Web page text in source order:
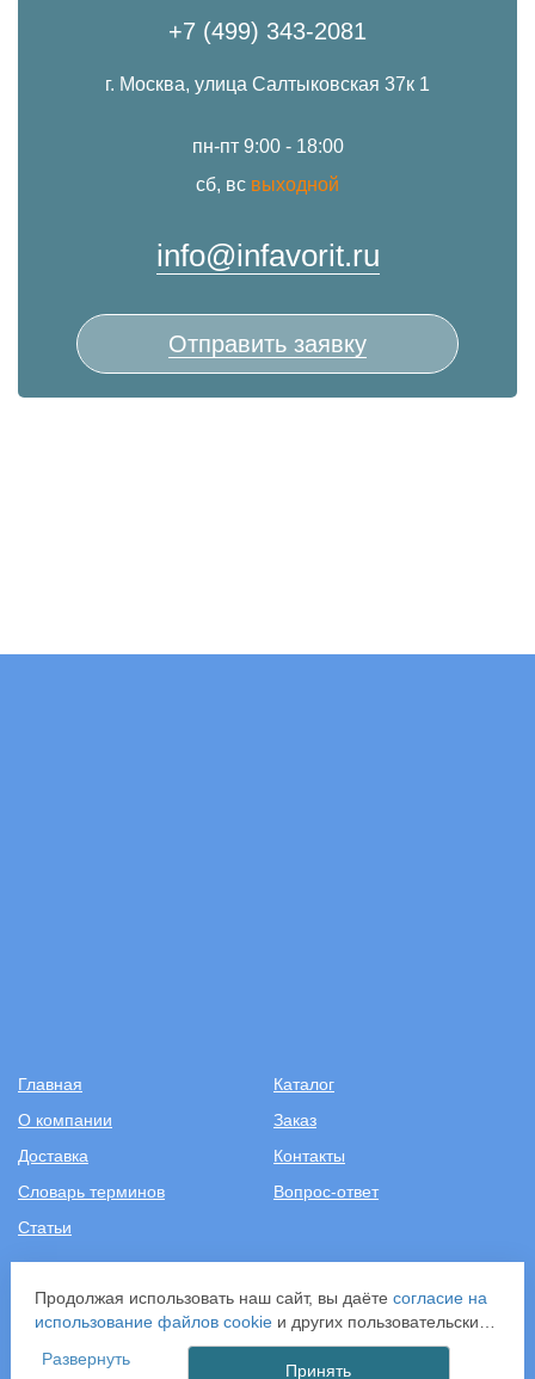
+7 (499) 343-2081
г. Москва, улица Салтыковская 37к 1
пн-пт 9:00 - 18:00
сб, вс выходной
info@infavorit.ru
Отправить заявку
Главная
Каталог
О компании
Заказ
Доставка
Контакты
Словарь терминов
Вопрос-ответ
Статьи
+7 (499) 343-2081
ООО «САНТЕХПОСТАВКА»
ИНН: 7731286301
Продолжая использовать наш сайт, вы даёте согласие на
использование файлов cookieи других пользовательских
данных (включая IP-адрес, сведения о местоположении,
устройстве, действиях на сайте и т. п.) для
Развернуть
Принять